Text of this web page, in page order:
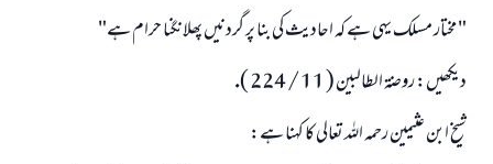
" مختار مسلك يہى ہے كہ احاديث كى بنا پر گردنيں پھلانگنا حرام ہے"
ديكھيں: روضۃ الطالبين ( 11 / 224 ).
شيخ ابن عثيمين رحمہ اللہ تعالى كا كہنا ہے: